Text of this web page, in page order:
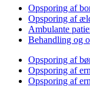
Opsporing af
Opsporing af
Ambulante
Behandling og
Opsporing af
Opsporing af
Opsporing af